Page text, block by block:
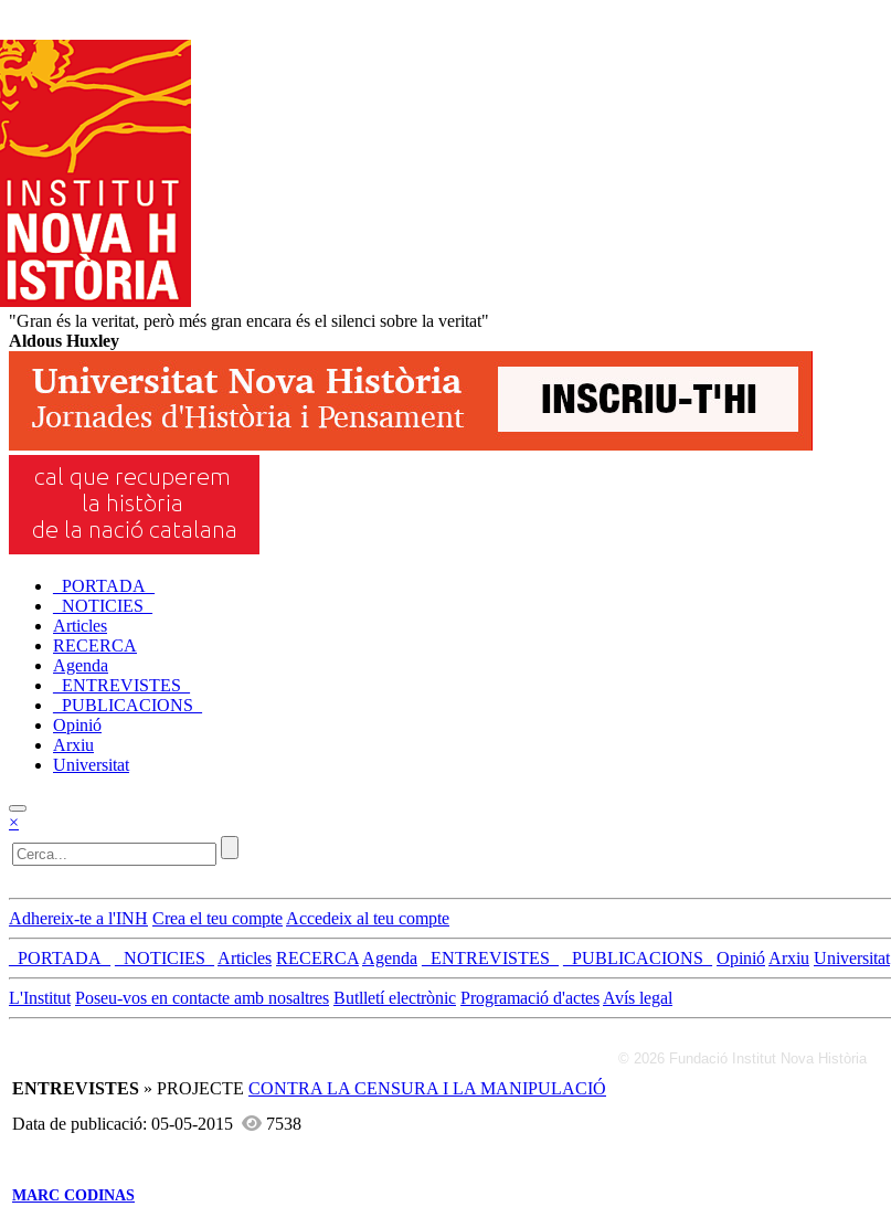
"Gran és la veritat, però més gran encara és el silenci sobre la veritat"
Aldous Huxley
_PORTADA_
_NOTICIES_
Articles
RECERCA
Agenda
_ENTREVISTES_
_PUBLICACIONS_
Opinió
Arxiu
Universitat
×
Adhereix-te a l'INH Crea el teu compte Accedeix al teu compte
_PORTADA_ _NOTICIES_ Articles RECERCA Agenda _ENTREVISTES_ _PUBLICACIONS_ Opinió Arxiu Universitat
L'Institut Poseu-vos en contacte amb nosaltres Butlletí electrònic Programació d'actes Avís legal
© 2026 Fundació Institut Nova Història
ENTREVISTES » PROJECTE CONTRA LA CENSURA I LA MANIPULACIÓ
Data de publicació: 05-05-2015
7538
MARC CODINAS